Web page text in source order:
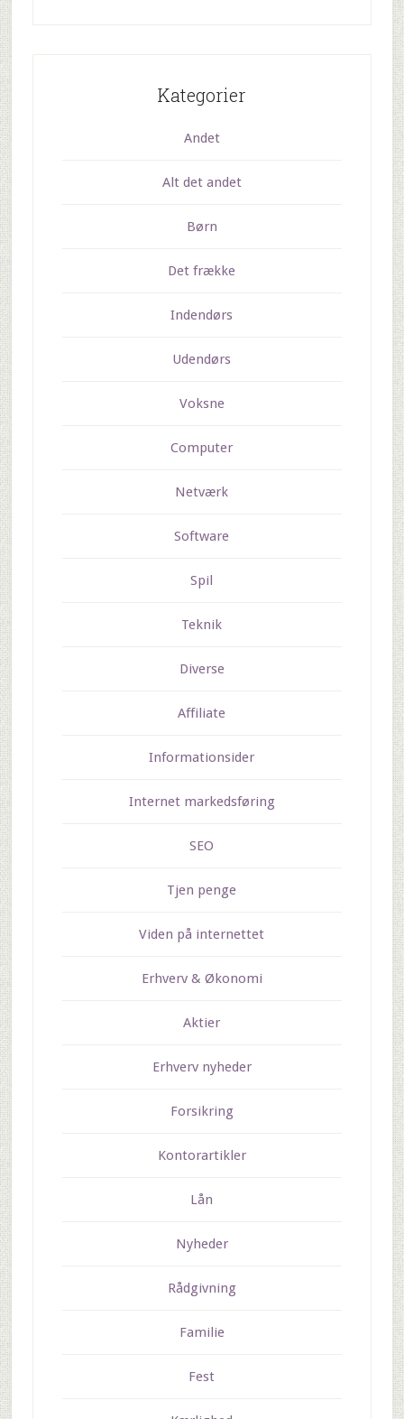
Kategorier
Andet
Alt det andet
Børn
Det frække
Indendørs
Udendørs
Voksne
Computer
Netværk
Software
Spil
Teknik
Diverse
Affiliate
Informationsider
Internet markedsføring
SEO
Tjen penge
Viden på internettet
Erhverv & Økonomi
Aktier
Erhverv nyheder
Forsikring
Kontorartikler
Lån
Nyheder
Rådgivning
Familie
Fest